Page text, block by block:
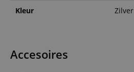
Kleur Zilver
Accesoires